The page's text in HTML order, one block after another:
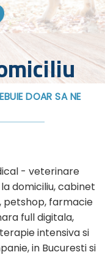
DOAR SA NE
- veterinare
domiciliu, cabinet
farmacie
full digitala,
intensiva si
in Bucuresti si